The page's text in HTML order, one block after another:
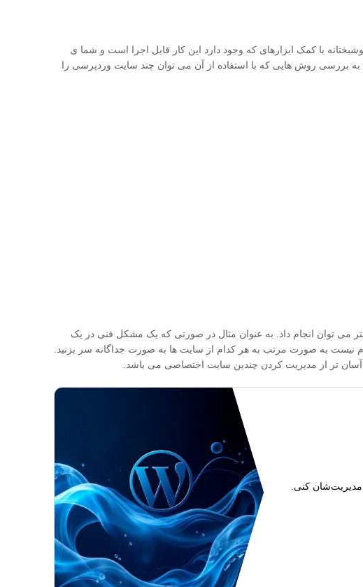
با کمک ابزارهای که وجود دارد این کار قابل اجرا است و شما ی
به بررسی روش هایی که با استفاده از آن می توان چند سایت وردپرسی را
می توان انجام داد. به عنوان مثال در صورتی که یک مشکل فنی در یک
نیست به صورت مرتب به هر کدام از سایت ها به صورت جداگانه سر بزنید.
تر از مدیریت کردن چندین سایت اختصاصی می باشد.
کنی.